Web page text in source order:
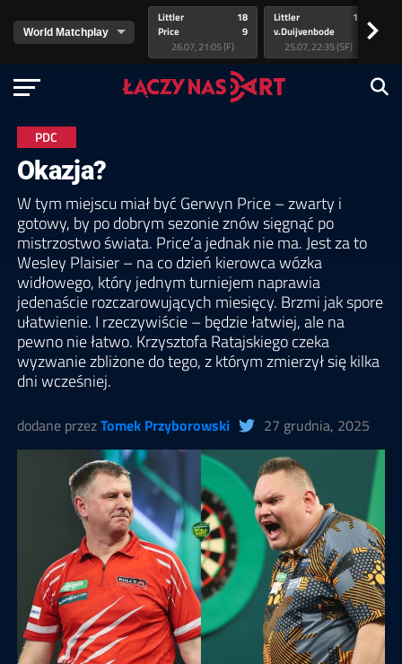
Littler
Price
18
9
26.07, 21:05 (F)
Littler
v.Duijvenbode
17
25.07, 22:35 (SF)
>
PDC
Okazja?
W tym miejscu miał być Gerwyn Price – zwarty i
gotowy, by po dobrym sezonie znów sięgnąć po
mistrzostwo świata. Price’a jednak nie ma. Jest za to
Wesley Plaisier – na co dzień kierowca wózka
widłowego, który jednym turniejem naprawia
jedenaście rozczarowujących miesięcy. Brzmi jak spore
ułatwienie. I rzeczywiście – będzie łatwiej, ale na
pewno nie łatwo. Krzysztofa Ratajskiego czeka
wyzwanie zbliżone do tego, z którym zmierzył się kilka
dni wcześniej.
dodane przezTomek Przyborowski 27 grudnia, 2025